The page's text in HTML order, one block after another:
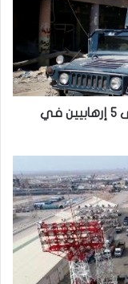
’بينهم امرأة’..الاستخبارات تقبض على 5 إرهابيين في